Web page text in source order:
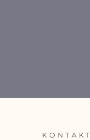
KONTAKT